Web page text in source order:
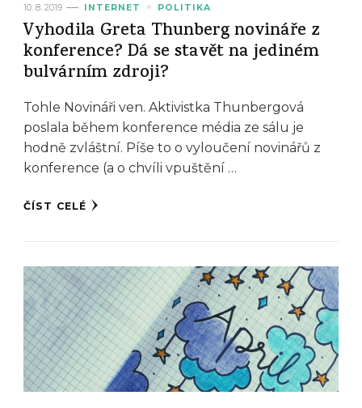
10. 8. 2019 INTERNET POLITIKA
Vyhodila Greta Thunberg novináře z
konference? Dá se stavět na jediném
bulvárním zdroji?
Tohle Novináři ven. Aktivistka Thunbergová
poslala během konference média ze sálu je
hodně zvláštní. Píše to o vyloučení novinářů z
konference (a o chvíli vpuštění …
ČÍST CELÉ